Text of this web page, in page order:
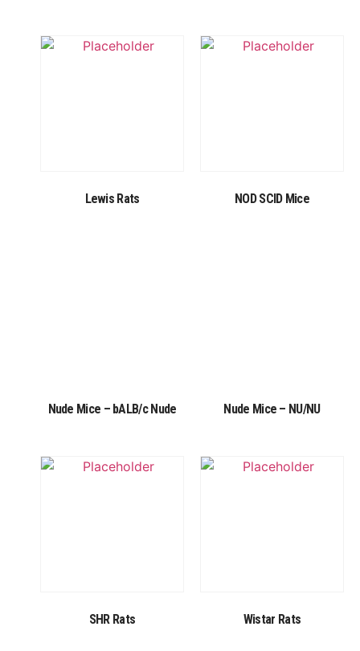
Lewis Rats NOD SCID Mice
Nude Mice – bALB/c Nude Nude Mice – NU/NU
SHR Rats Wistar Rats